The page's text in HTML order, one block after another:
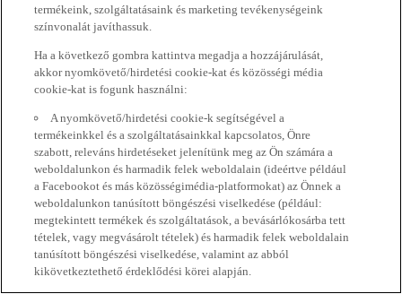
termékeink, szolgáltatásaink és marketing tevékenységeink
színvonalát javíthassuk.
Ha a következő gombra kattintva megadja a hozzájárulását,
akkor nyomkövető/hirdetési cookie-kat és közösségi média
cookie-kat is fogunk használni:
A nyomkövető/hirdetési cookie-k segítségével a
termékeinkkel és a szolgáltatásainkkal kapcsolatos, Önre
szabott, releváns hirdetéseket jelenítünk meg az Ön számára a
weboldalunkon és harmadik felek weboldalain (ideértve például
a Facebookot és más közösségimédia-platformokat) az Önnek a
weboldalunkon tanúsított böngészési viselkedése (például:
megtekintett termékek és szolgáltatások, a bevásárlókosárba tett
tételek, vagy megvásárolt tételek) és harmadik felek weboldalain
tanúsított böngészési viselkedése, valamint az abból
kikövetkeztethető érdeklődési körei alapján.